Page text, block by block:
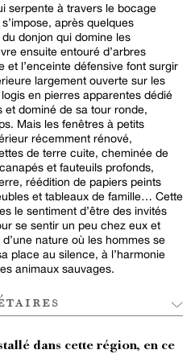
serpente à travers le bocage
après quelques
donjon qui domine les
ensuite entouré d’arbres
et l’enceinte défensive font surgir
largement ouverte sur les
en pierres apparentes dédié
et dominé de sa tour ronde,
Mais les fenêtres à petits
récemment rénové,
de terre cuite, cheminée de
et fauteuils profonds,
réédition de papiers peints
et tableaux de famille… Cette
le sentiment d’être des invités
se sentir un peu chez eux et
nature où les hommes se
place au silence, à l’harmonie
animaux sauvages.
dans cette région, en ce